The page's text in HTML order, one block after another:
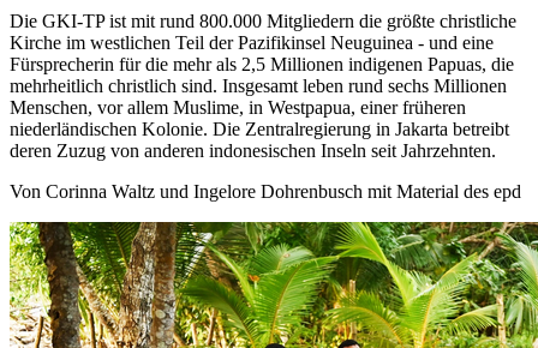
Die GKI-TP ist mit rund 800.000 Mitgliedern die größte christliche
Kirche im westlichen Teil der Pazifikinsel Neuguinea - und eine
Fürsprecherin für die mehr als 2,5 Millionen indigenen Papuas, die
mehrheitlich christlich sind. Insgesamt leben rund sechs Millionen
Menschen, vor allem Muslime, in Westpapua, einer früheren
niederländischen Kolonie. Die Zentralregierung in Jakarta betreibt
deren Zuzug von anderen indonesischen Inseln seit Jahrzehnten.
Von Corinna Waltz und Ingelore Dohrenbusch mit Material des epd